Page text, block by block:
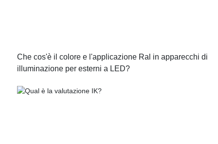
Che cos'è il colore e l'applicazione Ral in apparecchi di
illuminazione per esterni a LED?